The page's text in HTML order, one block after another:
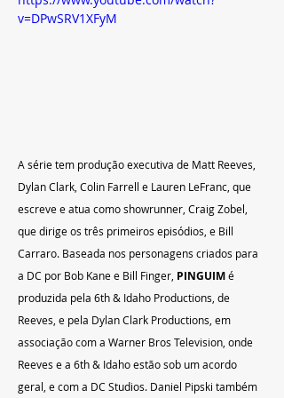
v=DPwSRV1XFyM
A série tem produção executiva de Matt Reeves,
Dylan Clark, Colin Farrell e Lauren LeFranc, que
escreve e atua como showrunner, Craig Zobel,
que dirige os três primeiros episódios, e Bill
Carraro. Baseada nos personagens criados para
a DC por Bob Kane e Bill Finger, PINGUIM é
produzida pela 6th & Idaho Productions, de
Reeves, e pela Dylan Clark Productions, em
associação com a Warner Bros Television, onde
Reeves e a 6th & Idaho estão sob um acordo
geral, e com a DC Studios. Daniel Pipski também